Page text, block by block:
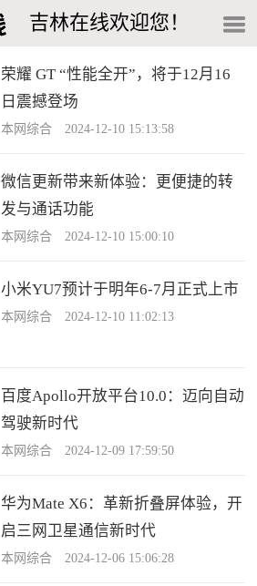
吉林在线欢迎您！
荣耀 GT “性能全开”，将于12月16
日震撼登场
本网综合 2024-12-10 15:13:58
微信更新带来新体验：更便捷的转
发与通话功能
本网综合 2024-12-10 15:00:10
小米YU7预计于明年6-7月正式上市
本网综合 2024-12-10 11:02:13
百度Apollo开放平台10.0：迈向自动
驾驶新时代
本网综合 2024-12-09 17:59:50
华为Mate X6：革新折叠屏体验，开
启三网卫星通信新时代
本网综合 2024-12-06 15:06:28